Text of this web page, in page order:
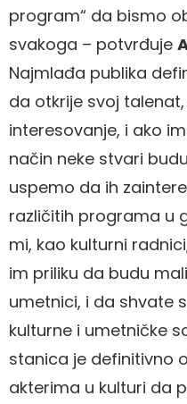
program“ da bismo
svakoga – potvrđuje
Najmlađa publika
da otkrije svoj
interesovanje, i ako
način neke stvari
uspemo da ih
različitih programa u
mi, kao kulturni
im priliku da budu
umetnici, i da shvate
kulturne i umetničke
stanica je definitivno
akterima u kulturi da